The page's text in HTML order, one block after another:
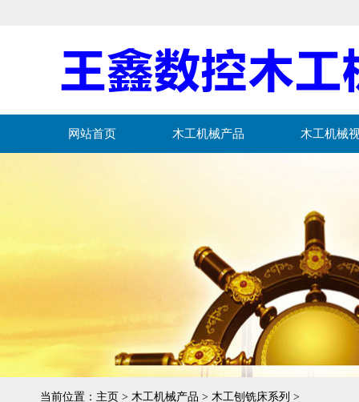
网站首页 木工机械产品 木工机械
当前位置： 主页 > 木工机械产品 > 木工刨铣床系列 >